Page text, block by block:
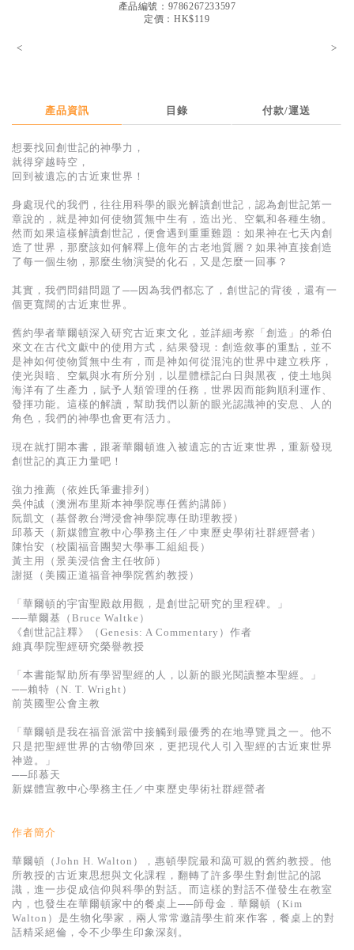
暢銷榜
中文二手書
英文二手書
電子書
基道 Top 50
產品編號：9786267233597
定價：HK$119
< >
產品資訊 目錄 付款/運送
想要找回創世記的神學力，
就得穿越時空，
回到被遺忘的古近東世界！
身處現代的我們，往往用科學的眼光解讀創世記，認為創世記第一
章說的，就是神如何使物質無中生有，造出光、空氣和各種生物。
然而如果這樣解讀創世記，便會遇到重重難題：如果神在七天內創
造了世界，那麼該如何解釋上億年的古老地質層？如果神直接創造
了每一個生物，那麼生物演變的化石，又是怎麼一回事？
其實，我們問錯問題了──因為我們都忘了，創世記的背後，還有一
個更寬闊的古近東世界。
舊約學者華爾頓深入研究古近東文化，並詳細考察「創造」的希伯
來文在古代文獻中的使用方式，結果發現：創造敘事的重點，並不
是神如何使物質無中生有，而是神如何從混沌的世界中建立秩序，
使光與暗、空氣與水有所分別，以星體標記白日與黑夜，使土地與
海洋有了生產力，賦予人類管理的任務，世界因而能夠順利運作、
發揮功能。這樣的解讀，幫助我們以新的眼光認識神的安息、人的
角色，我們的神學也會更有活力。
現在就打開本書，跟著華爾頓進入被遺忘的古近東世界，重新發現
創世記的真正力量吧！
強力推薦（依姓氏筆畫排列）
吳仲誠（澳洲布里斯本神學院專任舊約講師）
阮凱文（基督教台灣浸會神學院專任助理教授）
邱慕天（新媒體宣教中心學務主任／中東歷史學術社群經營者）
陳怡安（校園福音團契大學事工組組長）
黃主用（景美浸信會主任牧師）
謝挺（美國正道福音神學院舊約教授）
「華爾頓的宇宙聖殿啟用觀，是創世記研究的里程碑。」
──華爾基（Bruce Waltke）
《創世記註釋》（Genesis: A Commentary）作者
維真學院聖經研究榮譽教授
「本書能幫助所有學習聖經的人，以新的眼光閱讀整本聖經。」
──賴特（N. T. Wright）
前英國聖公會主教
「華爾頓是我在福音派當中接觸到最優秀的在地導覽員之一。他不
只是把聖經世界的古物帶回來，更把現代人引入聖經的古近東世界
神遊。」
──邱慕天
新媒體宣教中心學務主任／中東歷史學術社群經營者
作者簡介
華爾頓（John H. Walton），惠頓學院最和藹可親的舊約教授。他
所教授的古近東思想與文化課程，翻轉了許多學生對創世記的認
識，進一步促成信仰與科學的對話。而這樣的對話不僅發生在教室
內，也發生在華爾頓家中的餐桌上──師母金．華爾頓（Kim
Walton）是生物化學家，兩人常常邀請學生前來作客，餐桌上的對
話精采絕倫，令不少學生印象深刻。